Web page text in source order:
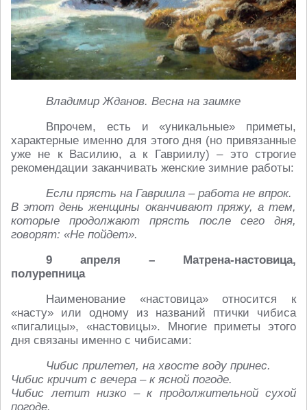
Владимир Жданов. Весна на заимке
Впрочем, есть и «уникальные» приметы,
характерные именно для этого дня (но привязанные
уже не к Василию, а к Гавриилу) – это строгие
рекомендации заканчивать женские зимние работы:
Если прясть на Гавриила – работа не впрок.
В этот день женщины оканчивают пряжу, а тем,
которые продолжают прясть после сего дня,
говорят: «Не пойдет».
9 апреля – Матрена-настовица,
полурепница
Наименование «настовица» относится к
«насту» или одному из названий птички чибиса
«пигалицы», «настовицы». Многие приметы этого
дня связаны именно с чибисами:
Чибис прилетел, на хвосте воду принес.
Чибис кричит с вечера – к ясной погоде.
Чибис летит низко – к продолжительной сухой
погоде.